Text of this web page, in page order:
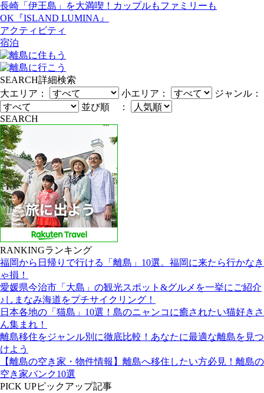
長崎「伊王島」を大満喫！カップルもファミリーも
OK『ISLAND LUMINA』
アクティビティ
宿泊
SEARCH詳細検索
大エリア：
小エリア：
ジャンル：
並び順 ：
SEARCH
RANKINGランキング
福岡から日帰りで行ける「離島」10選。福岡に来たら行かなき
ゃ損！
愛媛県今治市「大島」の観光スポット&グルメを一挙にご紹介
♪しまなみ海道をプチサイクリング！
日本各地の「猫島」10選！島のニャンコに癒されたい猫好きさ
ん集まれ！
離島移住をジャンル別に徹底比較！あなたに最適な離島を見つ
けよう
【離島の空き家・物件情報】離島へ移住したい方必見！離島の
空き家バンク10選
PICK UPピックアップ記事